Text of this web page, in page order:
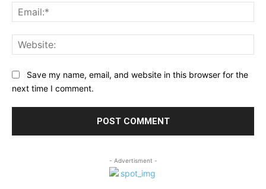
Save my name, email, and website in this browser for the
next time I comment.
- Advertisment -